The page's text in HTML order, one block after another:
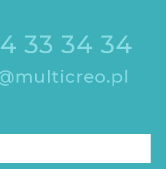
33 34 34